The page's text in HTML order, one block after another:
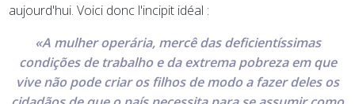
aujourd'hui. Voici donc l'incipit idéal :
«A mulher operária, mercê das deficientíssimas
condições de trabalho e da extrema pobreza em que
vive não pode criar os filhos de modo a fazer deles os